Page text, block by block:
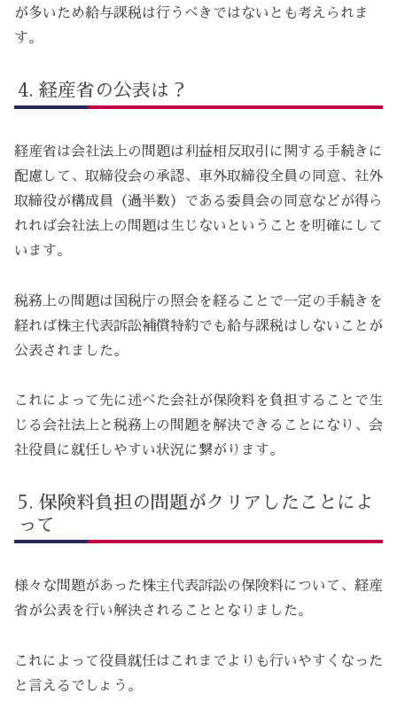
が多いため給与課税は行うべきではないとも考えられま
す。
経産省の公表は？
経産省は会社法上の問題は利益相反取引に関する手続きに
配慮して、取締役会の承認、車外取締役全員の同意、社外
取締役が構成員（過半数）である委員会の同意などが得ら
れれば会社法上の問題は生じないということを明確にして
います。
税務上の問題は国税庁の照会を経ることで一定の手続きを
経れば株主代表訴訟補償特約でも給与課税はしないことが
公表されました。
これによって先に述べた会社が保険料を負担することで生
じる会社法上と税務上の問題を解決できることになり、会
社役員に就任しやすい状況に繋がります。
保険料負担の問題がクリアしたことによ
って
様々な問題があった株主代表訴訟の保険料について、経産
省が公表を行い解決されることとなりました。
これによって役員就任はこれまでよりも行いやすくなった
と言えるでしょう。